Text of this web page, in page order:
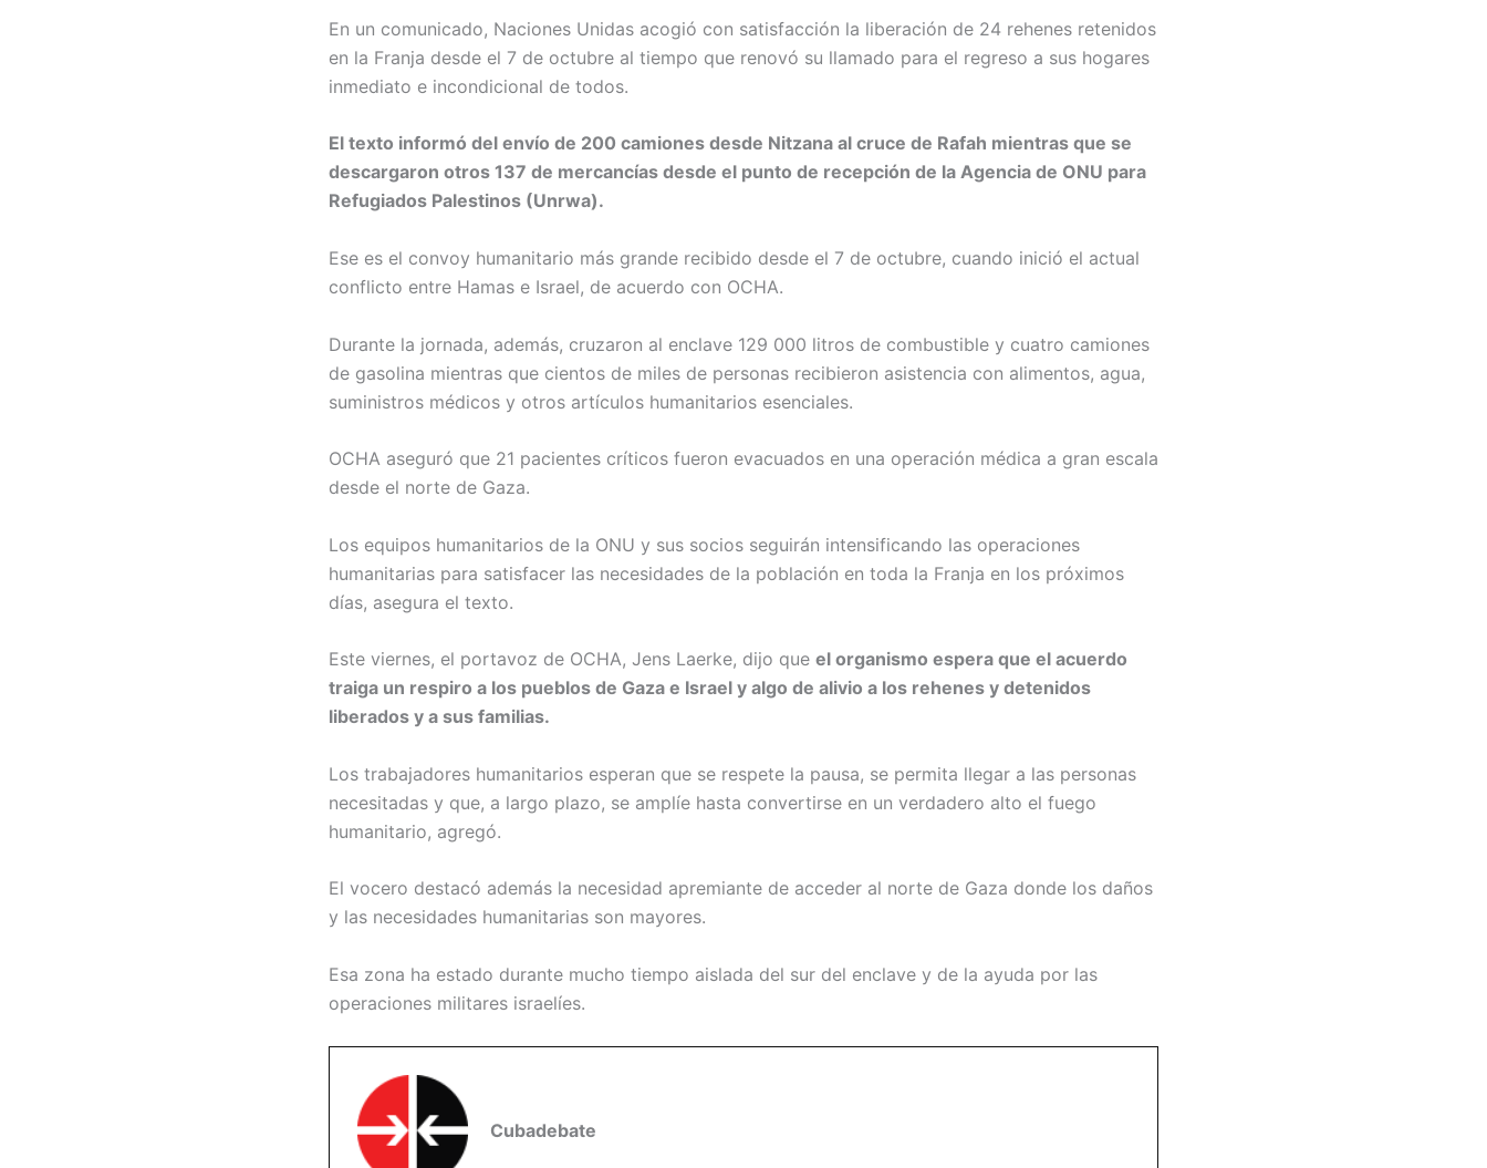
En un comunicado, Naciones Unidas acogió con satisfacción la liberación de 24 rehenes retenidos
en la Franja desde el 7 de octubre al tiempo que renovó su llamado para el regreso a sus hogares
inmediato e incondicional de todos.
El texto informó del envío de 200 camiones desde Nitzana al cruce de Rafah mientras que se
descargaron otros 137 de mercancías desde el punto de recepción de la Agencia de ONU para
Refugiados Palestinos (Unrwa).
Ese es el convoy humanitario más grande recibido desde el 7 de octubre, cuando inició el actual
conflicto entre Hamas e Israel, de acuerdo con OCHA.
Durante la jornada, además, cruzaron al enclave 129 000 litros de combustible y cuatro camiones
de gasolina mientras que cientos de miles de personas recibieron asistencia con alimentos, agua,
suministros médicos y otros artículos humanitarios esenciales.
OCHA aseguró que 21 pacientes críticos fueron evacuados en una operación médica a gran escala
desde el norte de Gaza.
Los equipos humanitarios de la ONU y sus socios seguirán intensificando las operaciones
humanitarias para satisfacer las necesidades de la población en toda la Franja en los próximos
días, asegura el texto.
Este viernes, el portavoz de OCHA, Jens Laerke, dijo que el organismo espera que el acuerdo
traiga un respiro a los pueblos de Gaza e Israel y algo de alivio a los rehenes y detenidos
liberados y a sus familias.
Los trabajadores humanitarios esperan que se respete la pausa, se permita llegar a las personas
necesitadas y que, a largo plazo, se amplíe hasta convertirse en un verdadero alto el fuego
humanitario, agregó.
El vocero destacó además la necesidad apremiante de acceder al norte de Gaza donde los daños
y las necesidades humanitarias son mayores.
Esa zona ha estado durante mucho tiempo aislada del sur del enclave y de la ayuda por las
operaciones militares israelíes.
Cubadebate